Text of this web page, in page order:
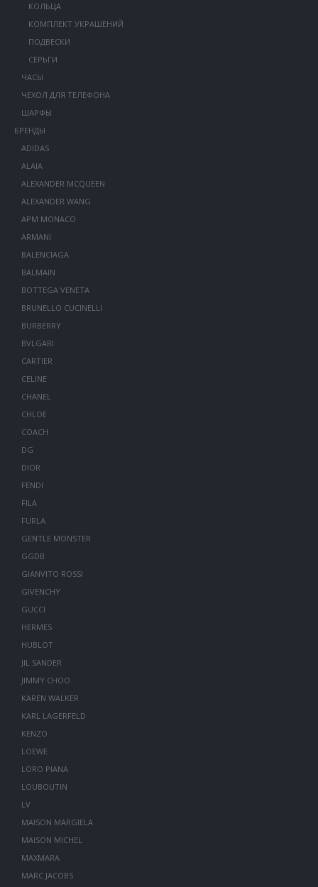
КОЛЬЦА
КОМПЛЕКТ УКРАШЕНИЙ
ПОДВЕСКИ
СЕРЬГИ
ЧАСЫ
ЧЕХОЛ ДЛЯ ТЕЛЕФОНА
ШАРФЫ
БРЕНДЫ
ADIDAS
ALAIA
ALEXANDER MCQUEEN
ALEXANDER WANG
APM MONACO
ARMANI
BALENCIAGA
BALMAIN
BOTTEGA VENETA
BRUNELLO CUCINELLI
BURBERRY
BVLGARI
CARTIER
CELINE
CHANEL
CHLOE
COACH
DG
DIOR
FENDI
FILA
FURLA
GENTLE MONSTER
GGDB
GIANVITO ROSSI
GIVENCHY
GUCCI
HERMES
HUBLOT
JIL SANDER
JIMMY CHOO
KAREN WALKER
KARL LAGERFELD
KENZO
LOEWE
LORO PIANA
LOUBOUTIN
LV
MAISON MARGIELA
MAISON MICHEL
MAXMARA
MARC JACOBS